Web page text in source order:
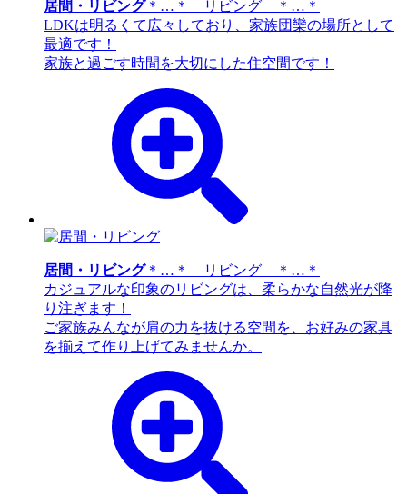
居間・リビング＊…＊ リビング ＊…＊
LDKは明るくて広々しており、家族団欒の場所として
最適です！
家族と過ごす時間を大切にした住空間です！
居間・リビング＊…＊ リビング ＊…＊
カジュアルな印象のリビングは、柔らかな自然光が降
り注ぎます！
ご家族みんなが肩の力を抜ける空間を、お好みの家具
を揃えて作り上げてみませんか。